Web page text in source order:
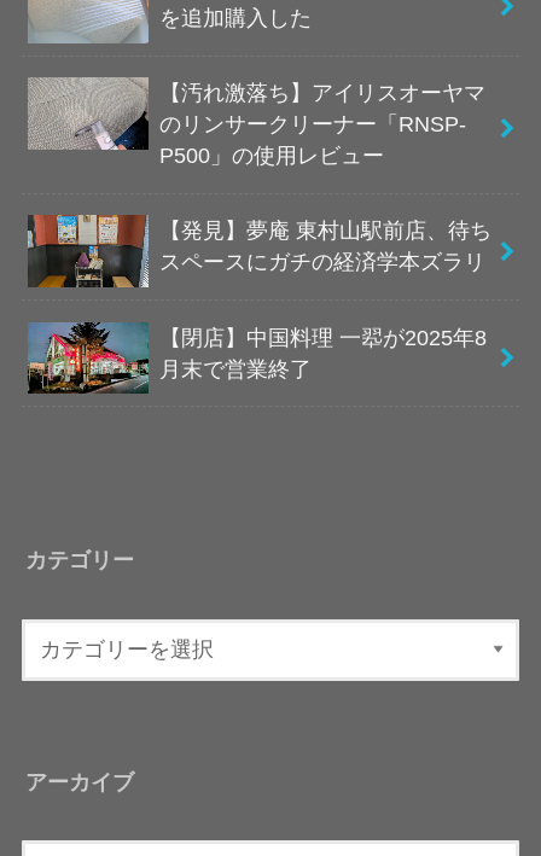
を追加購入した
【汚れ激落ち】アイリスオーヤマ
のリンサークリーナー「RNSP-
P500」の使用レビュー
【発見】夢庵 東村山駅前店、待ち
スペースにガチの経済学本ズラリ
【閉店】中国料理 一翆が2025年8
月末で営業終了
カテゴリー
アーカイブ